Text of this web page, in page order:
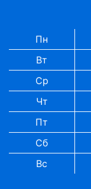
Пн
Вт
Ср
Чт
Пт
Сб
Вс